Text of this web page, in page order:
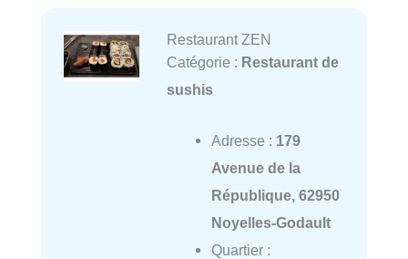
Restaurant ZEN
Catégorie : Restaurant de
sushis
Adresse : 179
Avenue de la
République, 62950
Noyelles-Godault
Quartier :